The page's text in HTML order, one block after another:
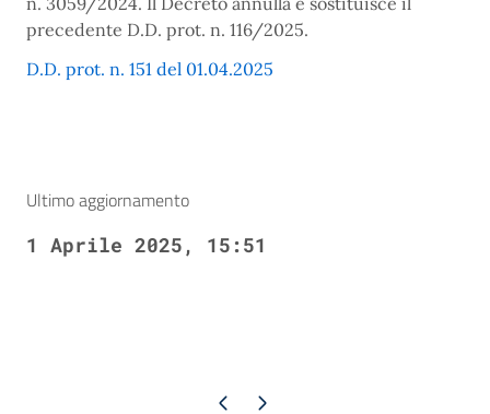
precedente D.D. prot. n. 116/2025.
D.D. prot. n. 151 del 01.04.2025
Ultimo aggiornamento
1 Aprile 2025, 15:51
Pagina precedente
Pagina successiva